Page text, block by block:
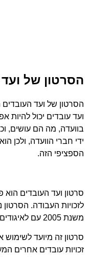
הסרטון של
הסרטון של ועד העובדים
ועד עובדים יכול להיות
בוועדה, מה הם עושים,
ידי חברי הוועדה, ולכן
הספציפי הזה.
סרטון ועד העובדים
לזכויות העבודה.
משנת 2005 עם לאיגודים וקבוצות קהילתיות לפתרון בעיות עבודה.
סרטון זה מיועד לשימוש
זכויות עובדים אחרים